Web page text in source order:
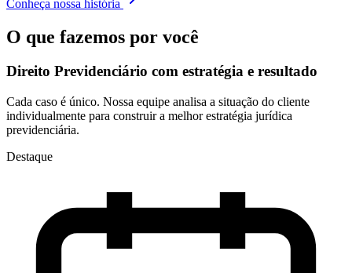
Conheça nossa história
O que fazemos por você
Direito Previdenciário com estratégia e resultado
Cada caso é único. Nossa equipe analisa a situação do cliente
individualmente para construir a melhor estratégia jurídica
previdenciária.
Destaque